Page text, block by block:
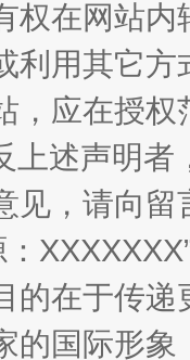
权在网站
利用其它
，应在授
上述声明
见，请向
：
的在于传
的国际形